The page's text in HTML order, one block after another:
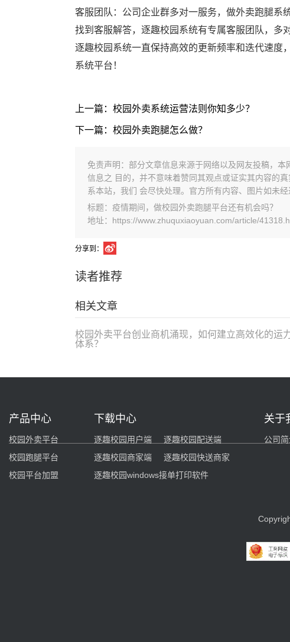
客服团队：公司企业群多对一服务，做外卖跑腿系
找到客服解答，逐趣校园系统有专属客服团队，多
逐趣校园系统一直保持高效的更新频率和迭代速度
系统平台！
上一篇：校园外卖系统运营法则你知多少？
下一篇：校园外卖跑腿怎么做？
免责声明：部分文章信息来源于网络以及网友投稿，
信息之 目的，并不意味着赞同其观点或证实其内容的
系本站，我们 会尽快处理。官方所有内容、图片如未
标题：疫情期间，做校园外卖跑腿平台还有机会吗？
地址：https://www.zhuquxiaoyuan.com/article/
分享到：
读者推荐
相关文章
校园外卖平台创业商机涌现，如何建立高效化的运
体系？
产品中心
校园外卖平台
校园跑腿平台
校园平台加盟
下载中心
逐趣校园用户端
逐趣校园配送端
逐趣校园商家端
逐趣校园快送商家
逐趣校园windows接单打印软件
关于
公司